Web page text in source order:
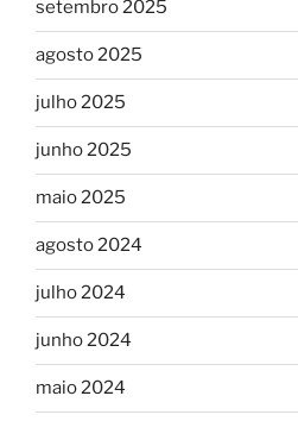
setembro 2025
agosto 2025
julho 2025
junho 2025
maio 2025
agosto 2024
julho 2024
junho 2024
maio 2024